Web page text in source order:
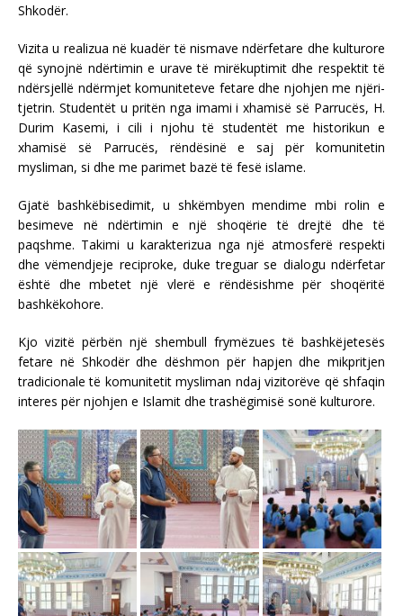
Shkodër.
Vizita u realizua në kuadër të nismave ndërfetare dhe kulturore
që synojnë ndërtimin e urave të mirëkuptimit dhe respektit të
ndërsjellë ndërmjet komuniteteve fetare dhe njohjen me njëri-
tjetrin. Studentët u pritën nga imami i xhamisë së Parrucës, H.
Durim Kasemi, i cili i njohu të studentët me historikun e
xhamisë së Parrucës, rëndësinë e saj për komunitetin
mysliman, si dhe me parimet bazë të fesë islame.
Gjatë bashkëbisedimit, u shkëmbyen mendime mbi rolin e
besimeve në ndërtimin e një shoqërie të drejtë dhe të
paqshme. Takimi u karakterizua nga një atmosferë respekti
dhe vëmendjeje reciproke, duke treguar se dialogu ndërfetar
është dhe mbetet një vlerë e rëndësishme për shoqëritë
bashkëkohore.
Kjo vizitë përbën një shembull frymëzues të bashkëjetesës
fetare në Shkodër dhe dëshmon për hapjen dhe mikpritjen
tradicionale të komunitetit mysliman ndaj vizitorëve që shfaqin
interes për njohjen e Islamit dhe trashëgimisë sonë kulturore.